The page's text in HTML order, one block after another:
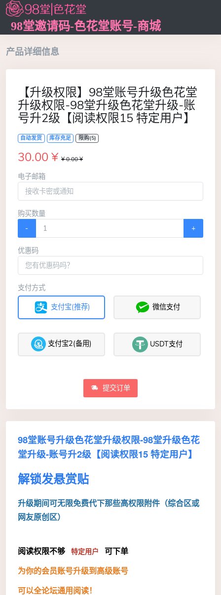
98堂邀请码-色花堂账号-商城
产品详细信息
【升级权限】98堂账号升级色花堂
升级权限-98堂升级色花堂升级-账
号升2级【阅读权限15 特定用户】
自动发货 库存充足 限购(5)
30.00 ¥ ¥ 0.00 ¥
电子邮箱
购买数量
-
+
优惠码
支付方式
支付宝(推荐)
微信支付
支付宝2(备用) USDT支付
提交订单
98堂账号升级色花堂升级权限-98堂升级色花
堂升级-账号升2级【阅读权限15 特定用户】
解锁发悬赏贴
升级期间可无限免费代下那些高权限附件（综合区或
网友原创区）
阅读权限不够 特定用户 可下单
为你的会员账号升级到高级账号
可以全论坛通用阅读！